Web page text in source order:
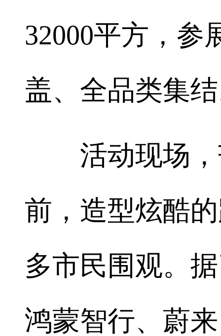
32000平方，参
盖、全品类集
活动现场，
前，造型炫酷
多市民围观。
鸿蒙智行、蔚